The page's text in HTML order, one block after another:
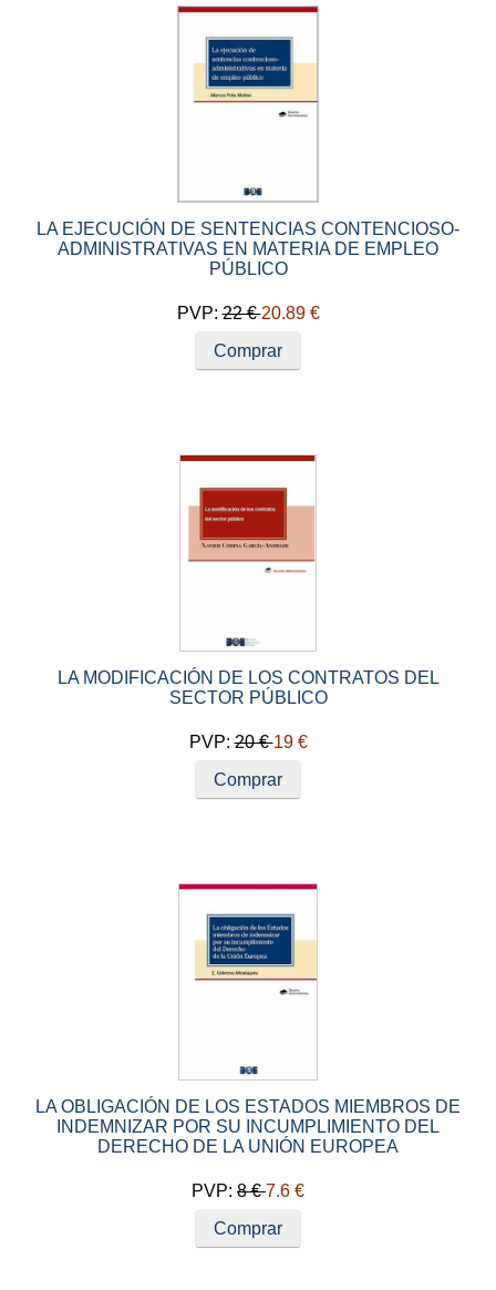
LA EJECUCIÓN DE SENTENCIAS CONTENCIOSO-
ADMINISTRATIVAS EN MATERIA DE EMPLEO
PÚBLICO
PVP:22 €20.89 €
Comprar
LA MODIFICACIÓN DE LOS CONTRATOS DEL
SECTOR PÚBLICO
PVP:20 €19 €
Comprar
LA OBLIGACIÓN DE LOS ESTADOS MIEMBROS DE
INDEMNIZAR POR SU INCUMPLIMIENTO DEL
DERECHO DE LA UNIÓN EUROPEA
PVP: 8 €7.6 €
Comprar